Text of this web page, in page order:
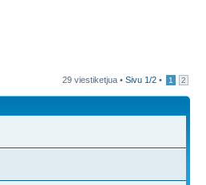
29 viestiketjua • Sivu 1/2 • 1 2